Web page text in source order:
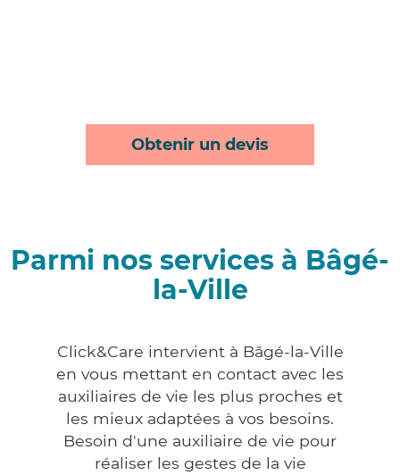
Obtenir un devis
Parmi nos services à Bâgé-
la-Ville
Click&Care intervient à Bâgé-la-Ville
en vous mettant en contact avec les
auxiliaires de vie les plus proches et
les mieux adaptées à vos besoins.
Besoin d'une auxiliaire de vie pour
réaliser les gestes de la vie